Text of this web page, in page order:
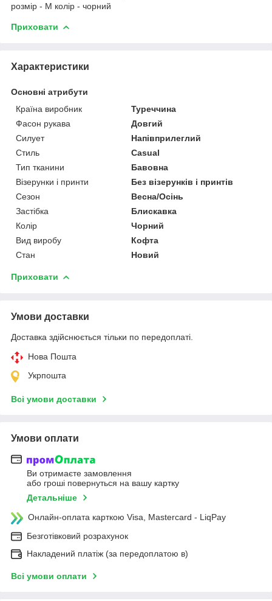
розмір - M колір - чорний
Приховати
Характеристики
Основні атрибути
Країна виробник
Туреччина
Фасон рукава
Довгий
Силует
Напівприлеглий
Стиль
Casual
Тип тканини
Бавовна
Візерунки і принти
Без візерунків і принтів
Сезон
Весна/Осінь
Застібка
Блискавка
Колір
Чорний
Вид виробу
Кофта
Стан
Новий
Приховати
Умови доставки
Доставка здійснюється тільки по передоплаті.
Нова Пошта
Укрпошта
Всі умови доставки
Умови оплати
Ви отримаєте замовлення
або гроші повернуться на вашу картку
Детальніше
Онлайн-оплата карткою Visa, Mastercard - LiqPay
Безготівковий розрахунок
Накладений платіж (за передоплатою в)
Всі умови оплати